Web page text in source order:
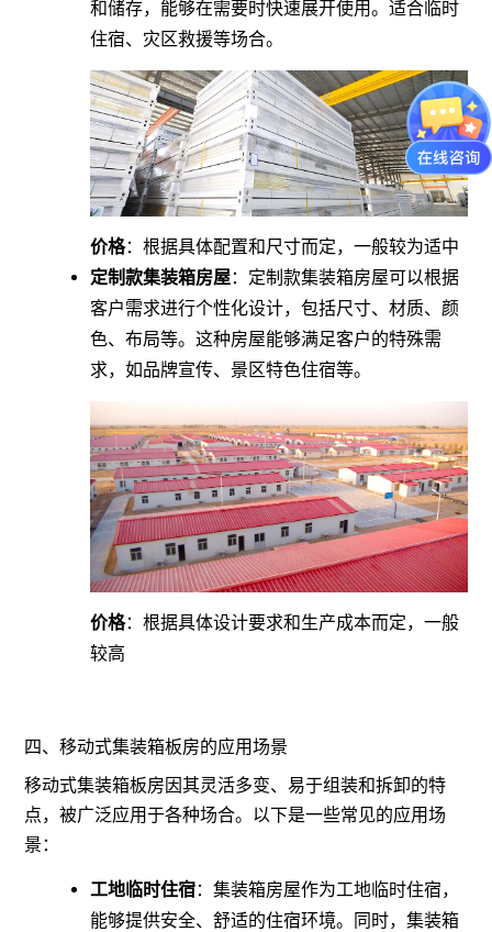
和储存，能够在需要时快速展开使用。适合临时
住宿、灾区救援等场合。
价格：根据具体配置和尺寸而定，一般较为适中
定制款集装箱房屋：定制款集装箱房屋可以根据
客户需求进行个性化设计，包括尺寸、材质、颜
色、布局等。这种房屋能够满足客户的特殊需
求，如品牌宣传、景区特色住宿等。
价格：根据具体设计要求和生产成本而定，一般
较高
四、移动式集装箱板房的应用场景
移动式集装箱板房因其灵活多变、易于组装和拆卸的特
点，被广泛应用于各种场合。以下是一些常见的应用场
景：
工地临时住宿：集装箱房屋作为工地临时住宿，
能够提供安全、舒适的住宿环境。同时，集装箱